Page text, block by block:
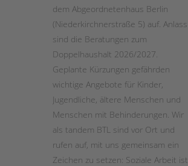
dem Abgeordnetenhaus Berlin
(Niederkirchnerstraße 5) auf. Anlass
sind die Beratungen zum
Doppelhaushalt 2026/2027.
Geplante Kürzungen gefährden
wichtige Angebote für Kinder,
Jugendliche, ältere Menschen und
Menschen mit Behinderungen. Wir
als tandem BTL sind vor Ort und
rufen auf, mit uns gemeinsam ein
Zeichen zu setzen: Soziale Arbeit ist